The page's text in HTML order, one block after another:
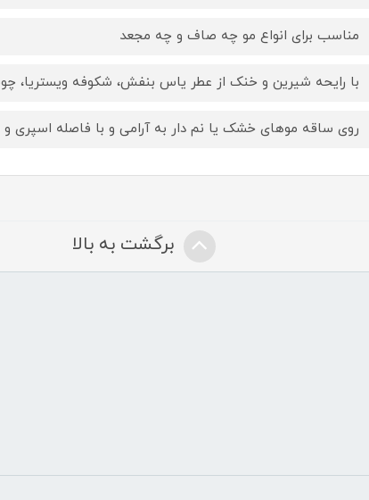
مناسب برای انواع مو چه صاف و چه مجعد
با رایحه شیرین و خنک از عطر یاس بنفش، شکوفه ویستریا،
روی ساقه موهای خشک یا نم دار به آرامی و با فاصله اسپری
برگشت به بالا